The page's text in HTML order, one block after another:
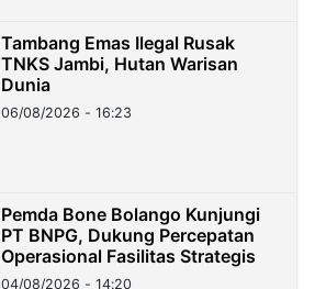
Tambang Emas Ilegal Rusak
TNKS Jambi, Hutan Warisan
Dunia
06/08/2026 - 16:23
Pemda Bone Bolango Kunjungi
PT BNPG, Dukung Percepatan
Operasional Fasilitas Strategis
04/08/2026 - 14:20